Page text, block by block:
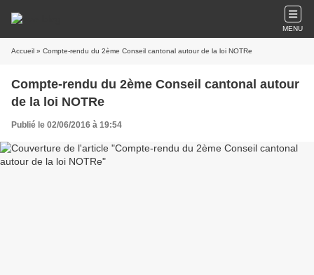
MENU
Accueil » Compte-rendu du 2ème Conseil cantonal autour de la loi NOTRe
Compte-rendu du 2ème Conseil cantonal autour
de la loi NOTRe
Publié le 02/06/2016 à 19:54